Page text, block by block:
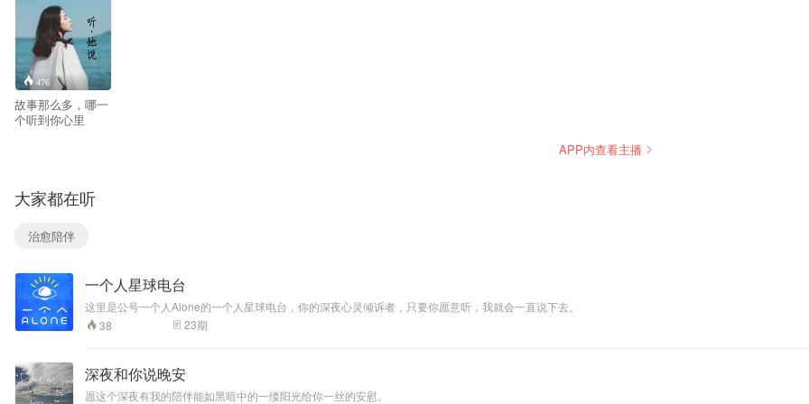
476
故事那么多，哪一
个听到你心里
APP内查看主播
大家都在听
治愈陪伴
一个人星球电台
这里是公号一个人Alone的一个人星球电台，你的深夜心灵倾诉者，只要你愿意听，我就会一直说下去。
38
23期
深夜和你说晚安
愿这个深夜有我的陪伴能如黑暗中的一缕阳光给你一丝的安慰。